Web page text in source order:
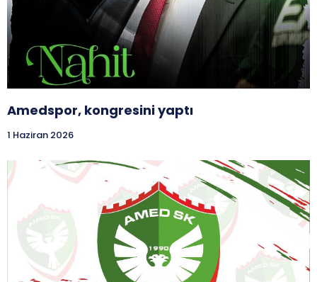
Amedspor, kongresini yaptı
1 Haziran 2026